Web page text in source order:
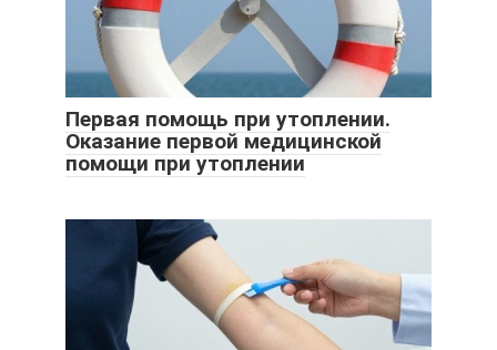
Первая помощь при утоплении.
Оказание первой медицинской
помощи при утоплении